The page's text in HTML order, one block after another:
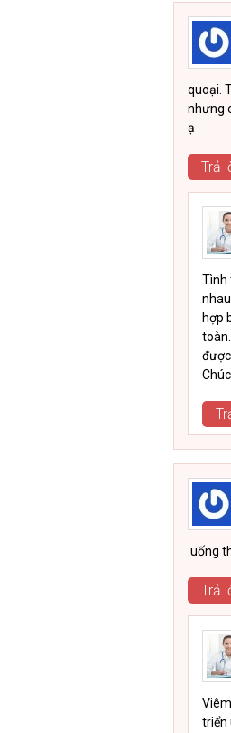
quoại.
nhưng
ạ
Trả
Tình
hợp
.uống
Trả
triển